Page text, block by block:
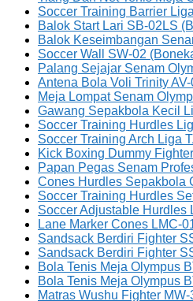
Soccer Training Barrier
Balok Start Lari SB-02LS
Balok Keseimbangan
Soccer Wall SW-02
Palang Sejajar Senam
Antena Bola Voli Trinity
Meja Lompat Senam
Gawang Sepakbola Kecil
Soccer Training Hurdles
Soccer Training Arch Liga
Kick Boxing Dummy
Papan Pegas Senam
Cones Hurdles Sepakbola
Soccer Training Hurdles
Soccer Adjustable Hurdles
Lane Marker Cones LMC-
Sandsack Berdiri Fighter
Sandsack Berdiri Fighter
Bola Tenis Meja Olympus
Bola Tenis Meja Olympus
Matras Wushu Fighter MW-